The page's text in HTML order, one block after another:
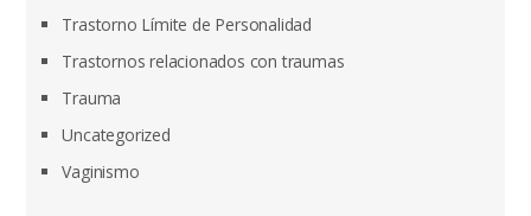
Trastorno Límite de Personalidad
Trastornos relacionados con traumas
Trauma
Uncategorized
Vaginismo